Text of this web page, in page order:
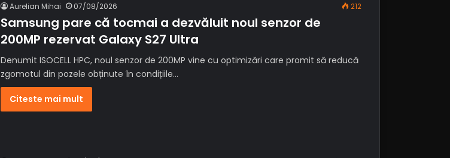
Aurelian Mihai 07/08/2026 212
Samsung pare că tocmai a dezvăluit noul senzor de
200MP rezervat Galaxy S27 Ultra
Denumit ISOCELL HPC, noul senzor de 200MP vine cu optimizări care promit să reducă
zgomotul din pozele obținute în condițiile…
Citeste mai mult